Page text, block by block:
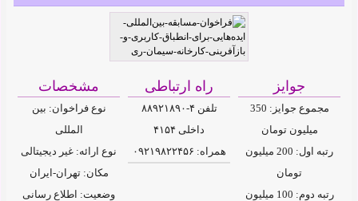
جوایز
مجموع جوایز: 350
میلیون تومان
رتبه اول: 200 میلیون
تومان
رتبه دوم: 100 میلیون
راه ارتباطی
تلفن ۴-۸۸۹۲۱۸۹۰
داخلی ۴۱۵۴
همراه: ۰۹۲۱۹۸۲۲۴۵۶
مشخصات
نوع فراخوان: بین
المللی
نوع ارائه: غیر دیجیتالی
مکان: تهران-ایران
وضعیت: اطلاع رسانی